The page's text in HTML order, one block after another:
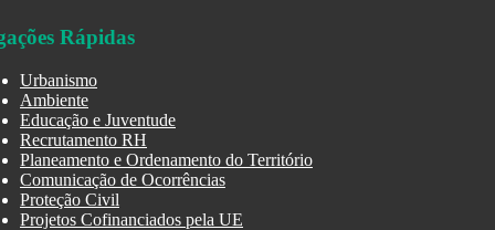
Rápidas
Urbanismo
Ambiente
Educação e Juventude
Recrutamento RH
Planeamento e Ordenamento do Território
Comunicação de Ocorrências
Proteção Civil
Projetos Cofinanciados pela UE